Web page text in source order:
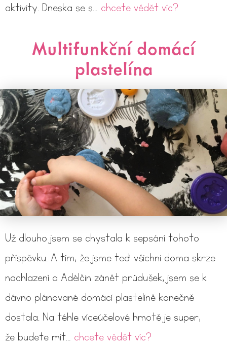
aktivity. Dneska se s… chcete vědět víc?
Multifunkční domácí
plastelína
Už dlouho jsem se chystala k sepsání tohoto
příspěvku. A tím, že jsme teď všichni doma skrze
nachlazení a Adélčin zánět průdušek, jsem se k
dávno plánované domácí plastelíně konečně
dostala. Na téhle víceúčelové hmotě je super,
že budete mít… chcete vědět víc?